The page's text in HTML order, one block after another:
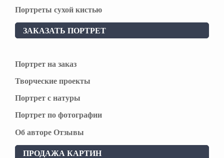
Портреты сухой кистью
ЗАКАЗАТЬ ПОРТРЕТ
Портрет на заказ
Творческие проекты
Портрет с натуры
Портрет по фотографии
Об авторе Отзывы
ПРОДАЖА КАРТИН